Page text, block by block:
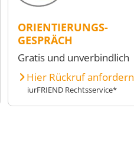
ORIENTIERUNGS-
GESPRÄCH
Gratis und unverbindlich
Hier Rückruf anfordern
iurFRIEND Rechtsservice*